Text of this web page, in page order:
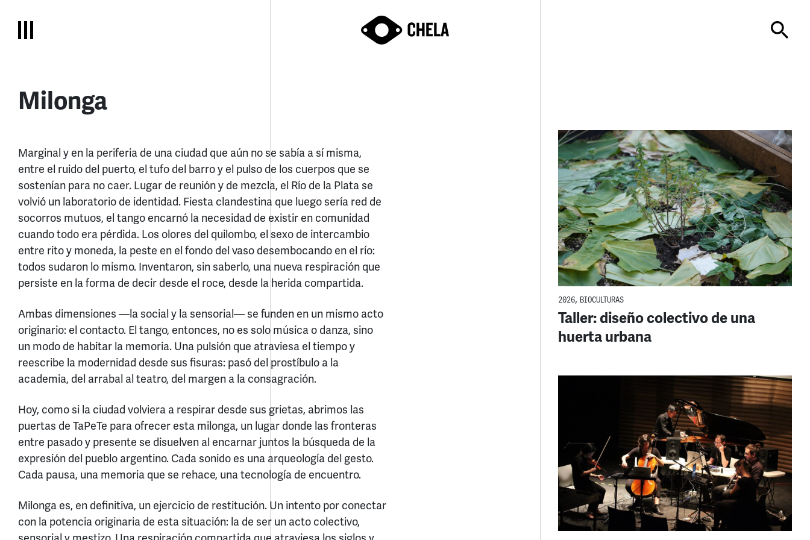
Milonga
Marginal y en la periferia de una ciudad que aún no se sabía a sí misma,
entre el ruido del puerto, el tufo del barro y el pulso de los cuerpos que se
sostenían para no caer. Lugar de reunión y de mezcla, el Río de la Plata se
volvió un laboratorio de identidad. Fiesta clandestina que luego sería red de
socorros mutuos, el tango encarnó la necesidad de existir en comunidad
cuando todo era pérdida. Los olores del quilombo, el sexo de intercambio
entre rito y moneda, la peste en el fondo del vaso desembocando en el río:
todos sudaron lo mismo. Inventaron, sin saberlo, una nueva respiración que
persiste en la forma de decir desde el roce, desde la herida compartida.
Ambas dimensiones —la social y la sensorial— se funden en un mismo acto
originario: el contacto. El tango, entonces, no es solo música o danza, sino
un modo de habitar la memoria. Una pulsión que atraviesa el tiempo y
reescribe la modernidad desde sus fisuras: pasó del prostíbulo a la
academia, del arrabal al teatro, del margen a la consagración.
Hoy, como si la ciudad volviera a respirar desde sus grietas, abrimos las
puertas de TaPeTe para ofrecer esta milonga, un lugar donde las fronteras
entre pasado y presente se disuelven al encarnar juntos la búsqueda de la
expresión del pueblo argentino. Cada sonido es una arqueología del gesto.
Cada pausa, una memoria que se rehace, una tecnología de encuentro.
Milonga es, en definitiva, un ejercicio de restitución. Un intento por conectar
con la potencia originaria de esta situación: la de ser un acto colectivo,
2026, BIOCULTURAS
Taller: diseño colectivo de una
huerta urbana